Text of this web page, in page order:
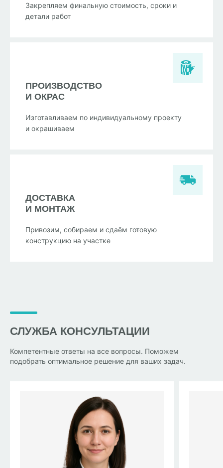
Закрепляем финальную стоимость, сроки и
детали работ
ПРОИЗВОДСТВО
И ОКРАС
Изготавливаем по индивидуальному проекту
и окрашиваем
ДОСТАВКА
И МОНТАЖ
Привозим, собираем и сдаём готовую
конструкцию на участке
СЛУЖБА КОНСУЛЬТАЦИИ
Компетентные ответы на все вопросы. Поможем
подобрать оптимальное решение для ваших задач.